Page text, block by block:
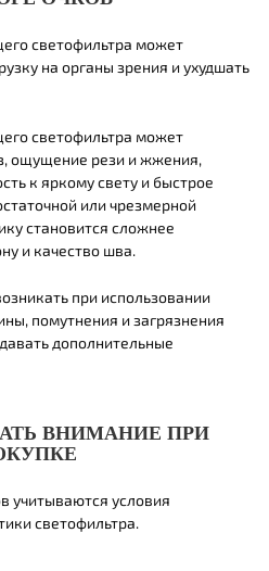
светофильтра может
на органы зрения и ухудшать
светофильтра может
ощущение рези и жжения,
к яркому свету и быстрое
или чрезмерной
становится сложнее
и качество шва.
при использовании
помутнения и загрязнения
дополнительные
ВНИМАНИЕ ПРИ
учитываются условия
светофильтра.